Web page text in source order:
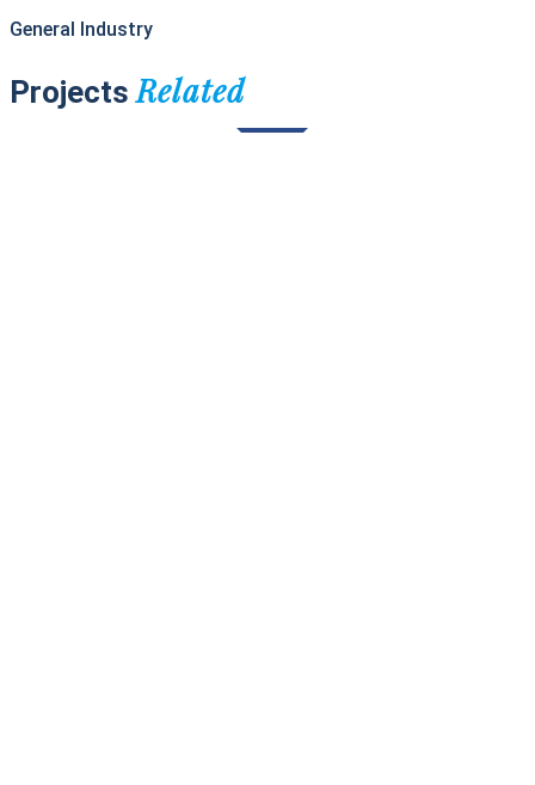
General Industry
ProjectsRelated